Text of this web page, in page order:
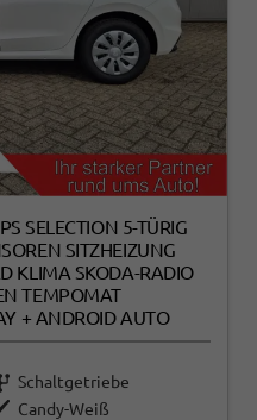
SELECTION 5-TÜRIG
SITZHEIZUNG
KLIMA SKODA-RADIO
TEMPOMAT
+ ANDROID AUTO
Schaltgetriebe
Candy-Weiß